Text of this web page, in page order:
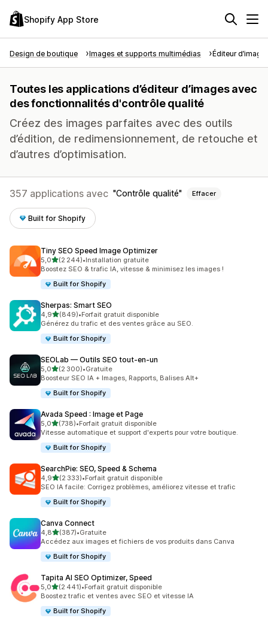
Shopify App Store
Design de boutique Images et supports multimédias Éditeur
Toutes les applications d’éditeur d’images avec
des fonctionnalités d'contrôle qualité
Créez des images parfaites avec des outils
d’édition, de redimensionnement, de retouche et
d’autres d’optimisation.
357 applications avec Contrôle qualité Effacer
Built for Shopify
Tiny SEO Speed Image Optimizer
5,0étoile(s) sur 5
(2 244)
2244 avis au total
•Installation gratuite
Boostez SEO & trafic IA, vitesse & minimisez les images !
Built for Shopify
Sherpas: Smart SEO
4,9étoile(s) sur 5
(849)
849 avis au total
•Forfait gratuit disponible
Générez du trafic et des ventes grâce au SEO.
Built for Shopify
SEOLab — Outils SEO tout‑en‑un
5,0étoile(s) sur 5
(2 300)
2300 avis au total
•Gratuite
Boosteur SEO IA + Images, Rapports, Balises Alt+
Built for Shopify
Avada Speed : Image et Page
5,0étoile(s) sur 5
(738)
738 avis au total
•Forfait gratuit disponible
Vitesse automatique et support d'experts pour votre boutique.
Built for Shopify
SearchPie: SEO, Speed & Schema
4,9étoile(s) sur 5
(2 333)
2333 avis au total
•Forfait gratuit disponible
SEO IA facile: Corrigez problèmes, améliorez vitesse et trafic
Built for Shopify
Canva Connect
4,8étoile(s) sur 5
(387)
387 avis au total
•Gratuite
Accédez aux images et fichiers de vos produits dans Canva
Built for Shopify
Tapita AI SEO Optimizer, Speed
5,0étoile(s) sur 5
(2 441)
2441 avis au total
•Forfait gratuit disponible
Boostez trafic et ventes avec SEO et vitesse IA
Built for Shopify